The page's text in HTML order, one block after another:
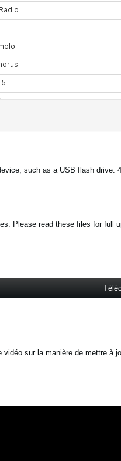
such as a USB flash drive.
Please read these files for full
vidéo sur la manière de mettre à